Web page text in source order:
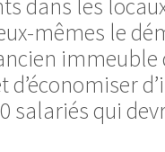
dans les
mêmes le
immeuble
d’économiser
salariés qui